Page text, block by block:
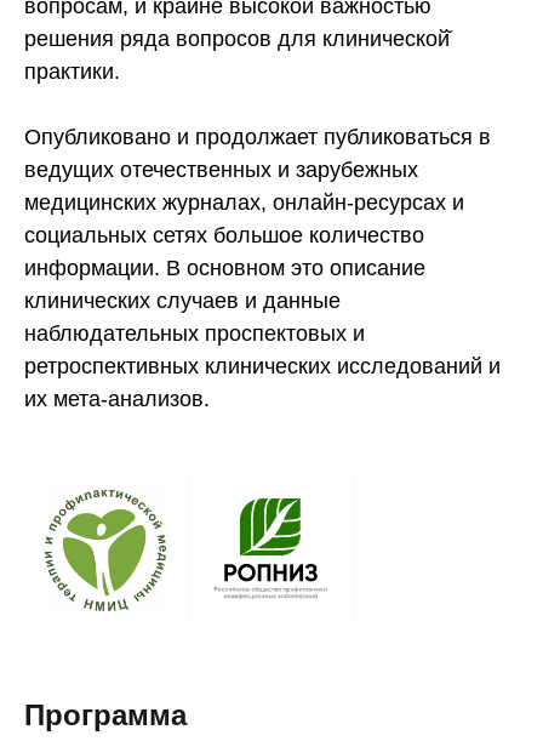
вопросам, и крайне высокой важностью
решения ряда вопросов для клинической̆
практики.
Опубликовано и продолжает публиковаться в
ведущих отечественных и зарубежных
медицинских журналах, онлайн-ресурсах и
социальных сетях большое количество
информации. В основном это описание
клинических случаев и данные
наблюдательных проспектовых и
ретроспективных клинических исследований и
их мета-анализов.
Программа